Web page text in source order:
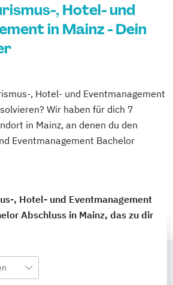
, Hotel- und
in Mainz - Dein
, Hotel- und Eventmanagement
Wir haben für dich 7
in Mainz, an denen du den
Eventmanagement Bachelor
, Hotel- und Eventmanagement
Abschluss in Mainz, das zu dir